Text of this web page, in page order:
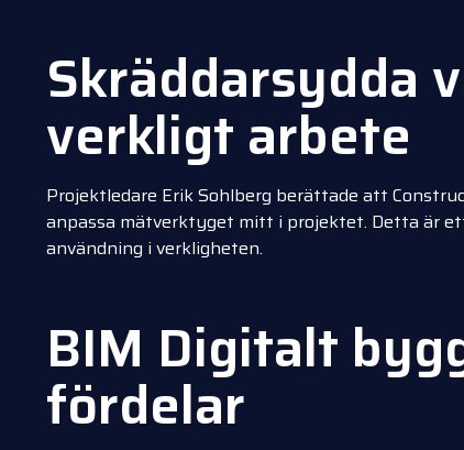
Skräddarsydda
verkligt arbete
Projektledare Erik Sohlberg berättade att
anpassa mätverktyget mitt i projektet. Detta är
användning i verkligheten.
BIM Digitalt
fördelar